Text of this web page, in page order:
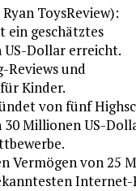
ToysReview):
ein geschätztes
Dollar erreicht.
Reviews und
Kinder.
von fünf
Millionen US-
Vermögen von 25